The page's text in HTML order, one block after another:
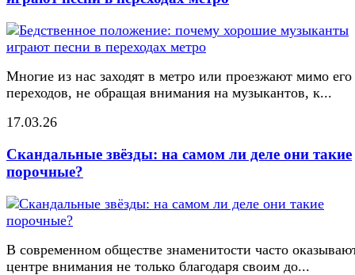
Многие из нас заходят в метро или проезжают мимо его
переходов, не обращая внимания на музыкантов, к...
17.03.26
Скандальные звёзды: на самом ли деле они такие
порочные?
В современном обществе знаменитости часто
центре внимания не только благодаря своим до...